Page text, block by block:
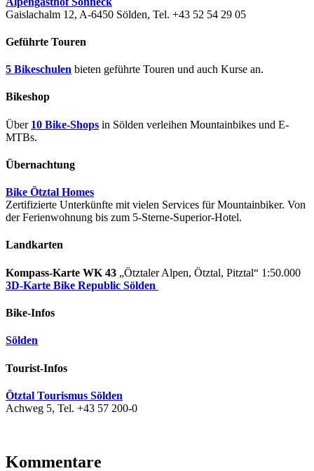
Gaislachalm 12, A-6450 Sölden, Tel. +43 52 54 29 05
Geführte Touren
5 Bikeschulen bieten geführte Touren und auch Kurse an.
Bikeshop
Über 10 Bike-Shops in Sölden verleihen Mountainbikes und E-
MTBs.
Übernachtung
Bike Ötztal Homes
Zertifizierte Unterkünfte mit vielen Services für Mountainbiker. Von
der Ferienwohnung bis zum 5-Sterne-Superior-Hotel.
Landkarten
Kompass-Karte WK 43 „Ötztaler Alpen, Ötztal, Pitztal“ 1:50.000
3D-Karte Bike Republic Sölden
Bike-Infos
Sölden
Tourist-Infos
Ötztal Tourismus Sölden
Achweg 5, Tel. +43 57 200-0
Kommentare